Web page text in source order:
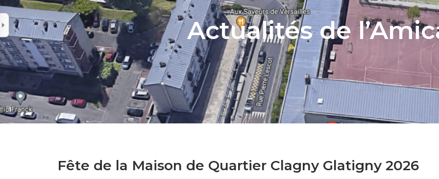
Actualités de
Fête de la Maison de Quartier Clagny Glatigny 2026